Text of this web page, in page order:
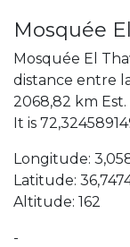
Mosquée
Mosquée El
distance entre
2068,82 km Est.
It is
Longitude:
Latitude:
Altitude: 162
-